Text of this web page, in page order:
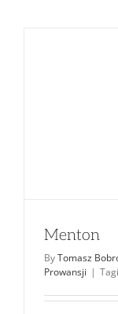
Menton
ByTomasz
Prowansji |